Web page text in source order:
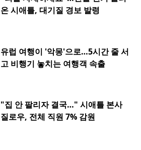
온 시애틀, 대기질 경보 발령
유럽 여행이 '악몽'으로…5시간 줄 서
고 비행기 놓치는 여행객 속출
"집 안 팔리자 결국…" 시애틀 본사
질로우, 전체 직원 7% 감원